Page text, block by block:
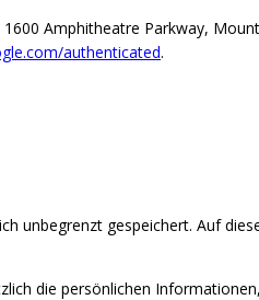
Amphitheatre Parkway,
authenticated.
unbegrenzt gespeichert. Auf
die persönlichen